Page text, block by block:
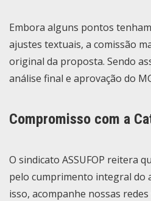
Embora alguns pontos
ajustes textuais, a comissão
original da proposta. Sendo
análise final e aprovação do
Compromisso com a
O sindicato ASSUFOP reitera
pelo cumprimento integral do
isso, acompanhe nossas